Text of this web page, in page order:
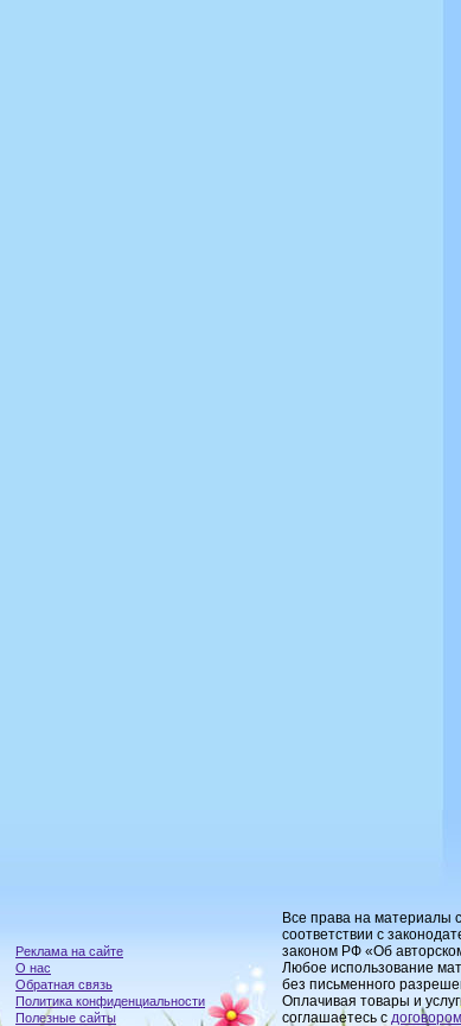
Реклама на сайте
О нас
Обратная связь
Политика конфиденциальности
Полезные сайты
Все права на материалы
соответствии с
законом РФ «Об
Любое использование
без письменного
Оплачивая товары и
соглашаетесь с